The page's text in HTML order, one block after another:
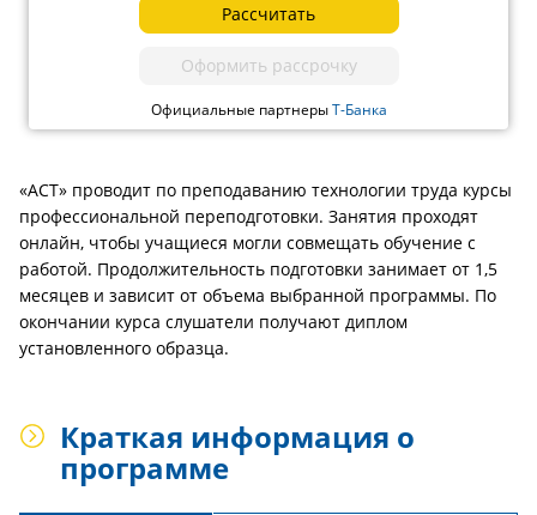
Рассчитать
Оформить рассрочку
Официальные партнерыТ-Банка
«АСТ» проводит по преподаванию технологии труда курсы
профессиональной переподготовки. Занятия проходят
онлайн, чтобы учащиеся могли совмещать обучение с
работой. Продолжительность подготовки занимает от 1,5
месяцев и зависит от объема выбранной программы. По
окончании курса слушатели получают диплом
установленного образца.
Краткая информация о
программе